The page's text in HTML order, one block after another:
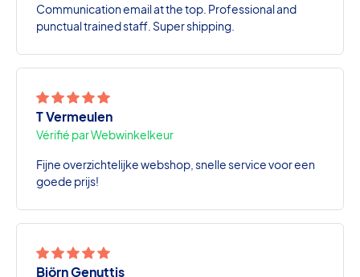
Communication email at the top. Professional and
punctual trained staff. Super shipping.
T Vermeulen
Vérifié par Webwinkelkeur
Fijne overzichtelijke webshop, snelle service voor een
goede prijs!
Björn Genuttis